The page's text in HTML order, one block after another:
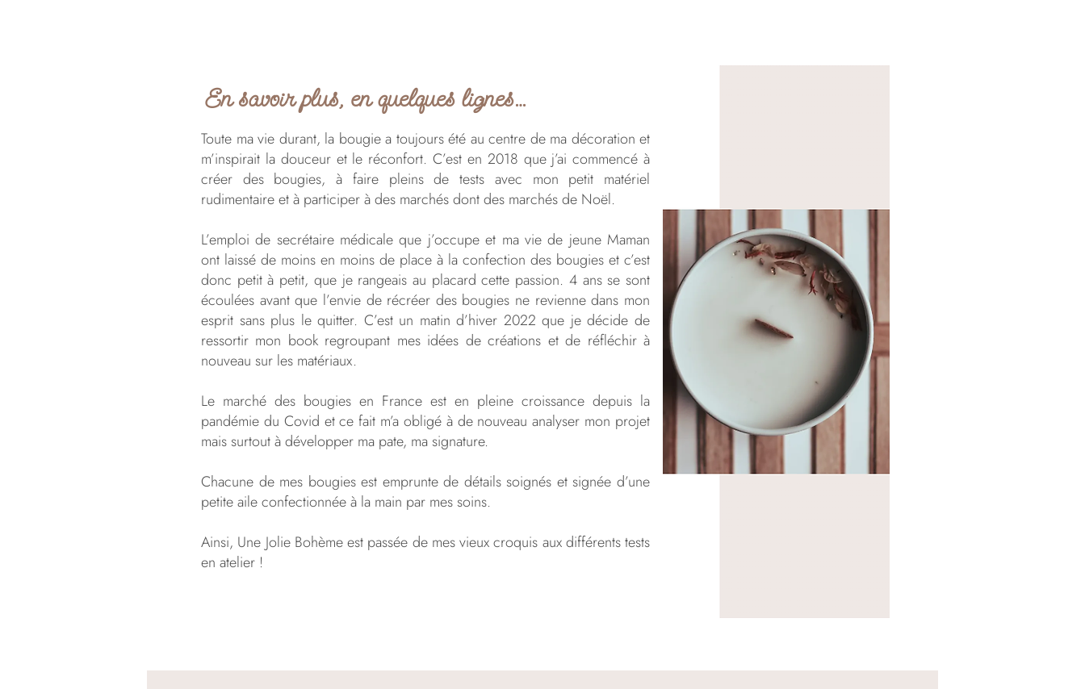
En savoir plus, en quelques lignes…
Toute ma vie durant, la bougie a toujours été au centre de ma décoration et
m’inspirait la douceur et le réconfort. C’est en 2018 que j’ai commencé à
créer des bougies, à faire pleins de tests avec mon petit matériel
rudimentaire et à participer à des marchés dont des marchés de Noël.
L’emploi de secrétaire médicale que j’occupe et ma vie de jeune Maman
ont laissé de moins en moins de place à la confection des bougies et c’est
donc petit à petit, que je rangeais au placard cette passion. 4 ans se sont
écoulées avant que l’envie de récréer des bougies ne revienne dans mon
esprit sans plus le quitter. C’est un matin d’hiver 2022 que je décide de
ressortir mon book regroupant mes idées de créations et de réfléchir à
nouveau sur les matériaux.
Le marché des bougies en France est en pleine croissance depuis la
pandémie du Covid et ce fait m’a obligé à de nouveau analyser mon projet
mais surtout à développer ma pate, ma signature.
Chacune de mes bougies est emprunte de détails soignés et signée d’une
petite aile confectionnée à la main par mes soins.
Ainsi, Une Jolie Bohème est passée de mes vieux croquis aux différents tests
en atelier !